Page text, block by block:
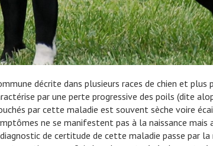
SCC.ASSO.FR
décrite dans plusieurs races de chien et plus
par une perte progressive des poils (dite
par cette maladie est souvent sèche voire
ne se manifestent pas à la naissance mais
de certitude de cette maladie passe par la